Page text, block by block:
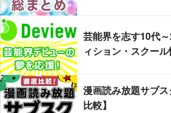
芸能界を志す10代
ィション・スクー
漫画読み放題サブ
比較】